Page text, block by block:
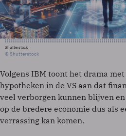
Shutterstock
© Shutterstock
Volgens IBM toont het drama
hypotheken in de VS aan dat
veel verborgen kunnen blijven
op de bredere economie dus als
verrassing kan komen.